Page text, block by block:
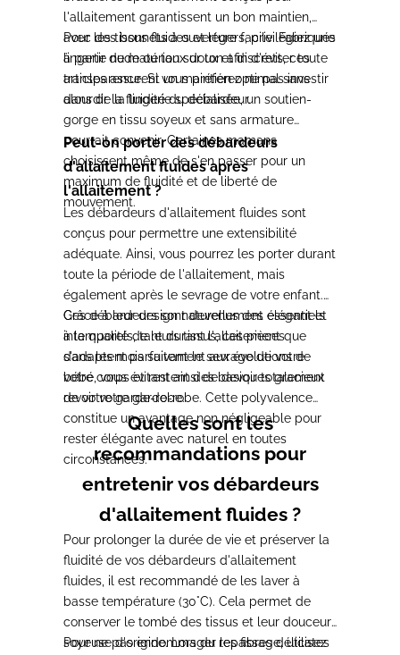
l'allaitement garantissent un bon maintien,
avec des bonnets à ouverture facile. Fabriqués
à partir de matériaux doux et discrets, ces
articles assurent un maintien optimal sans
alourdir la fluidité du débardeur.
Pour les tissus fluides et légers, privilégiez une
lingerie nude ou ton sur ton afin d'éviter toute
transparence. Si vous préférez ne pas investir
dans de la lingerie spécialisée, un soutien-
gorge en tissu soyeux et sans armature
pourrait convenir. Certaines mamans
choisissent même de s'en passer pour un
maximum de fluidité et de liberté de
mouvement.
Peut-on porter des débardeurs
d'allaitement fluides après
l'allaitement ?
Les débardeurs d'allaitement fluides sont
conçus pour permettre une extensibilité
adéquate. Ainsi, vous pourrez les porter durant
toute la période de l'allaitement, mais
également après le sevrage de votre enfant.
Grâce à leur design naturellement élégant et
à la qualité de leurs tissus, ces pièces
s'adaptent parfaitement aux évolutions de
votre corps et restent des basiques gracieux
de votre garde-robe.
Ces débardeurs sont devenus des essentiels
intemporels, tant durant l'allaitement que
dans les mois suivant le sevrage de votre
bébé, vous évitant ainsi de devoir totalement
revoir votre garde-robe. Cette polyvalence
constitue un avantage non négligeable pour
rester élégante avec naturel en toutes
circonstances.
Quelles sont les
recommandations pour
entretenir vos débardeurs
d'allaitement fluides ?
Pour prolonger la durée de vie et préserver la
fluidité de vos débardeurs d'allaitement
fluides, il est recommandé de les laver à
basse température (30°C). Cela permet de
conserver le tombé des tissus et leur douceur
soyeuse d'origine. Lors du repassage, utilisez
Pour ne pas endommager les fibres délicates